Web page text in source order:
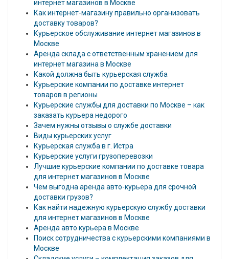
интернет магазинов в Москве
Как интернет-магазину правильно организовать
доставку товаров?
Курьерское обслуживание интернет магазинов в
Москве
Аренда склада с ответственным хранением для
интернет магазина в Москве
Какой должна быть курьерская служба
Курьерские компании по доставке интернет
товаров в регионы
Курьерские службы для доставки по Москве – как
заказать курьера недорого
Зачем нужны отзывы о службе доставки
Виды курьерских услуг
Курьерская служба в г. Истра
Курьерские услуги грузоперевозки
Лучшие курьерские компании по доставке товара
для интернет магазинов в Москве
Чем выгодна аренда авто-курьера для срочной
доставки грузов?
Как найти надежную курьерскую службу доставки
для интернет магазинов в Москве
Аренда авто курьера в Москве
Поиск сотрудничества с курьерскими компаниями в
Москве